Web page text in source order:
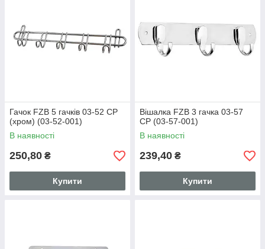
Гачок FZB 5 гачків 03-52 CP
(хром) (03-52-001)
В наявності
250,80 ₴
Купити
Вішалка FZB 3 гачка 03-57
CP (03-57-001)
В наявності
239,40 ₴
Купити